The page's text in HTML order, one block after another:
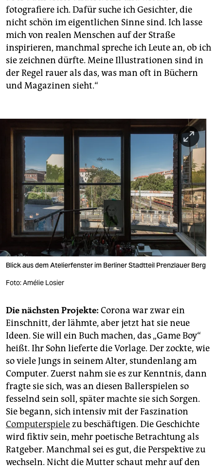
fotografiere ich. Dafür suche ich Gesichter, die
nicht schön im eigentlichen Sinne sind. Ich lasse
mich von realen Menschen auf der Straße
inspirieren, manchmal spreche ich Leute an, ob ich
sie zeichnen dürfte. Meine Illustrationen sind in
der Regel rauer als das, was man oft in Büchern
und Magazinen sieht.“
Blick aus dem Atelierfenster im Berliner Stadtteil Prenzlauer Berg
Foto: Amélie Losier
Die nächsten Projekte: Corona war zwar ein
Einschnitt, der lähmte, aber jetzt hat sie neue
Ideen. Sie will ein Buch machen, das „Game Boy“
heißt. Ihr Sohn lieferte die Vorlage. Der zockte, wie
so viele Jungs in seinem Alter, stundenlang am
Computer. Zuerst nahm sie es zur Kenntnis, dann
fragte sie sich, was an diesen Ballerspielen so
fesselnd sein soll, später machte sie sich Sorgen.
Sie begann, sich intensiv mit der Faszination
Computerspielezu beschäftigen. Die Geschichte
wird fiktiv sein, mehr poetische Betrachtung als
Ratgeber. Manchmal sei es gut, die Perspektive zu
wechseln. Nicht die Mutter schaut mehr auf den